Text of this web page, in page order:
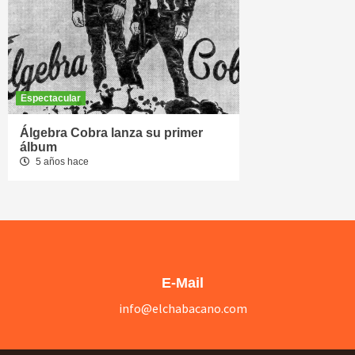
Espectacular
Álgebra Cobra lanza su primer
álbum
5 años hace
E-Mail
info@elchabacano.com